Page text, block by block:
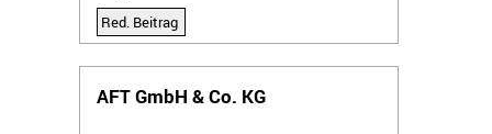
Red. Beitrag
AFT GmbH & Co. KG